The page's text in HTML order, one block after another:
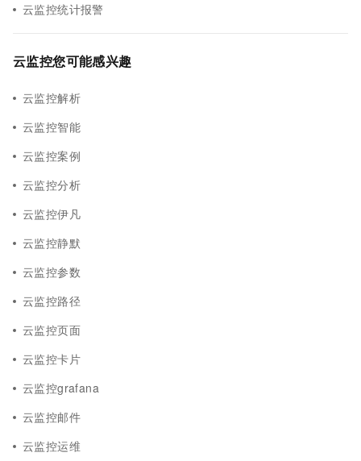
云监控统计报警
云监控您可能感兴趣
云监控解析
云监控智能
云监控案例
云监控分析
云监控伊凡
云监控静默
云监控参数
云监控路径
云监控页面
云监控卡片
云监控grafana
云监控邮件
云监控运维